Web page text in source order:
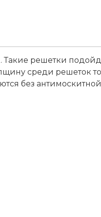
решетки
среди решеток
без антимоскитной